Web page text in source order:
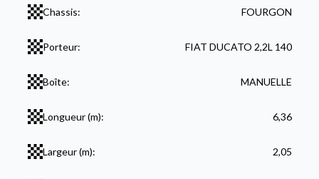
Chassis: FOURGON
Porteur: FIAT DUCATO 2,2L 140
Boîte: MANUELLE
Longueur (m): 6,36
Largeur (m): 2,05